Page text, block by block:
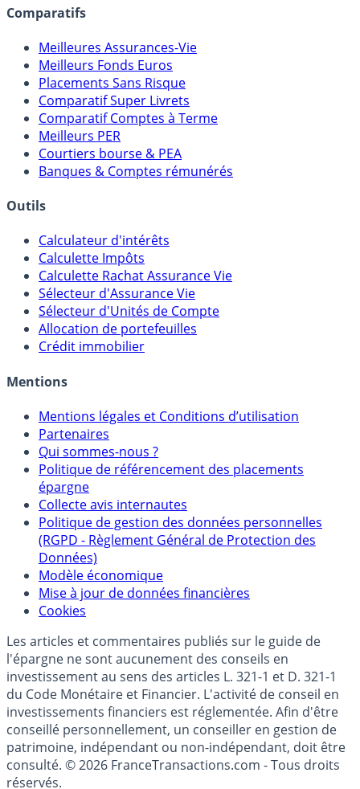
assureurs, sociétés de gestion, CGP, etc.
Comparatifs
Meilleures Assurances-Vie
Meilleurs Fonds Euros
Placements Sans Risque
Comparatif Super Livrets
Comparatif Comptes à Terme
Meilleurs PER
Banques & Comptes rémunérés
Outils
Calculateur d'intérêts
Calculette Impôts
Calculette Rachat Assurance Vie
Sélecteur d'Assurance Vie
Sélecteur d'Unités de Compte
Crédit immobilier
Mentions
Mentions légales et Conditions d’utilisation
Partenaires
Qui sommes-nous ?
Politique de référencement des placements
épargne
Collecte avis internautes
Politique de gestion des données personnelles
(RGPD - Règlement Général de Protection des
Données)
Modèle économique
Cookies
Les articles et commentaires publiés sur le guide de
l'épargne ne sont aucunement des conseils en
investissement au sens des articles L. 321-1 et D. 321-1
du Code Monétaire et Financier. L'activité de conseil en
investissements financiers est réglementée. Afin d'être
conseillé personnellement, un conseiller en gestion de
patrimoine, indépendant ou non-indépendant, doit être